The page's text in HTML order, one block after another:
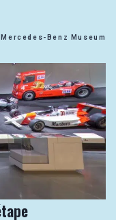
Benz Museum